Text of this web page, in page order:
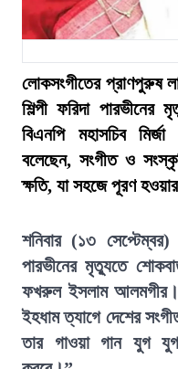
লোকসংগীতের প্রাণপুরুষ
শিল্পী ফরিদা
বিএনপি মহাসচিব
বলেছেন, সংগীত ও
ক্ষতি, যা সহজে পূরণ
শনিবার (১৩ সেপ্টেম্বর)
পারভীনের মৃত্যুতে
ফখরুল ইসলাম আলমগীর।
ইহধাম ত্যাগে দেশের
তার গাওয়া গান যুগ যুগ